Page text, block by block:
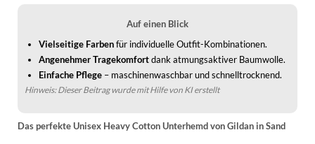
STIEFELETTEN
TREKKINGSANDALEN
Auf einen Blick
Vielseitige Farbenfür individuelle Outfit-Kombinationen.
Angenehmer Tragekomfortdank atmungsaktiver Baumwolle.
Einfache Pflege – maschinenwaschbar und schnelltrocknend.
Hinweis: Dieser Beitrag wurde mit Hilfe von KI erstellt
Das perfekte Unisex Heavy Cotton Unterhemd von Gildan in Sand